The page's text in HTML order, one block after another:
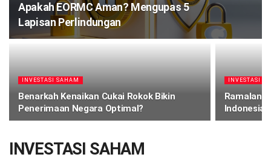
Apakah EORMC Aman? Mengupas 5
Lapisan Perlindungan
INVESTASI SAHAM
Benarkah Kenaikan Cukai Rokok Bikin
Penerimaan Negara Optimal?
INVESTASI
Ramalan
Indonesia
INVESTASI SAHAM